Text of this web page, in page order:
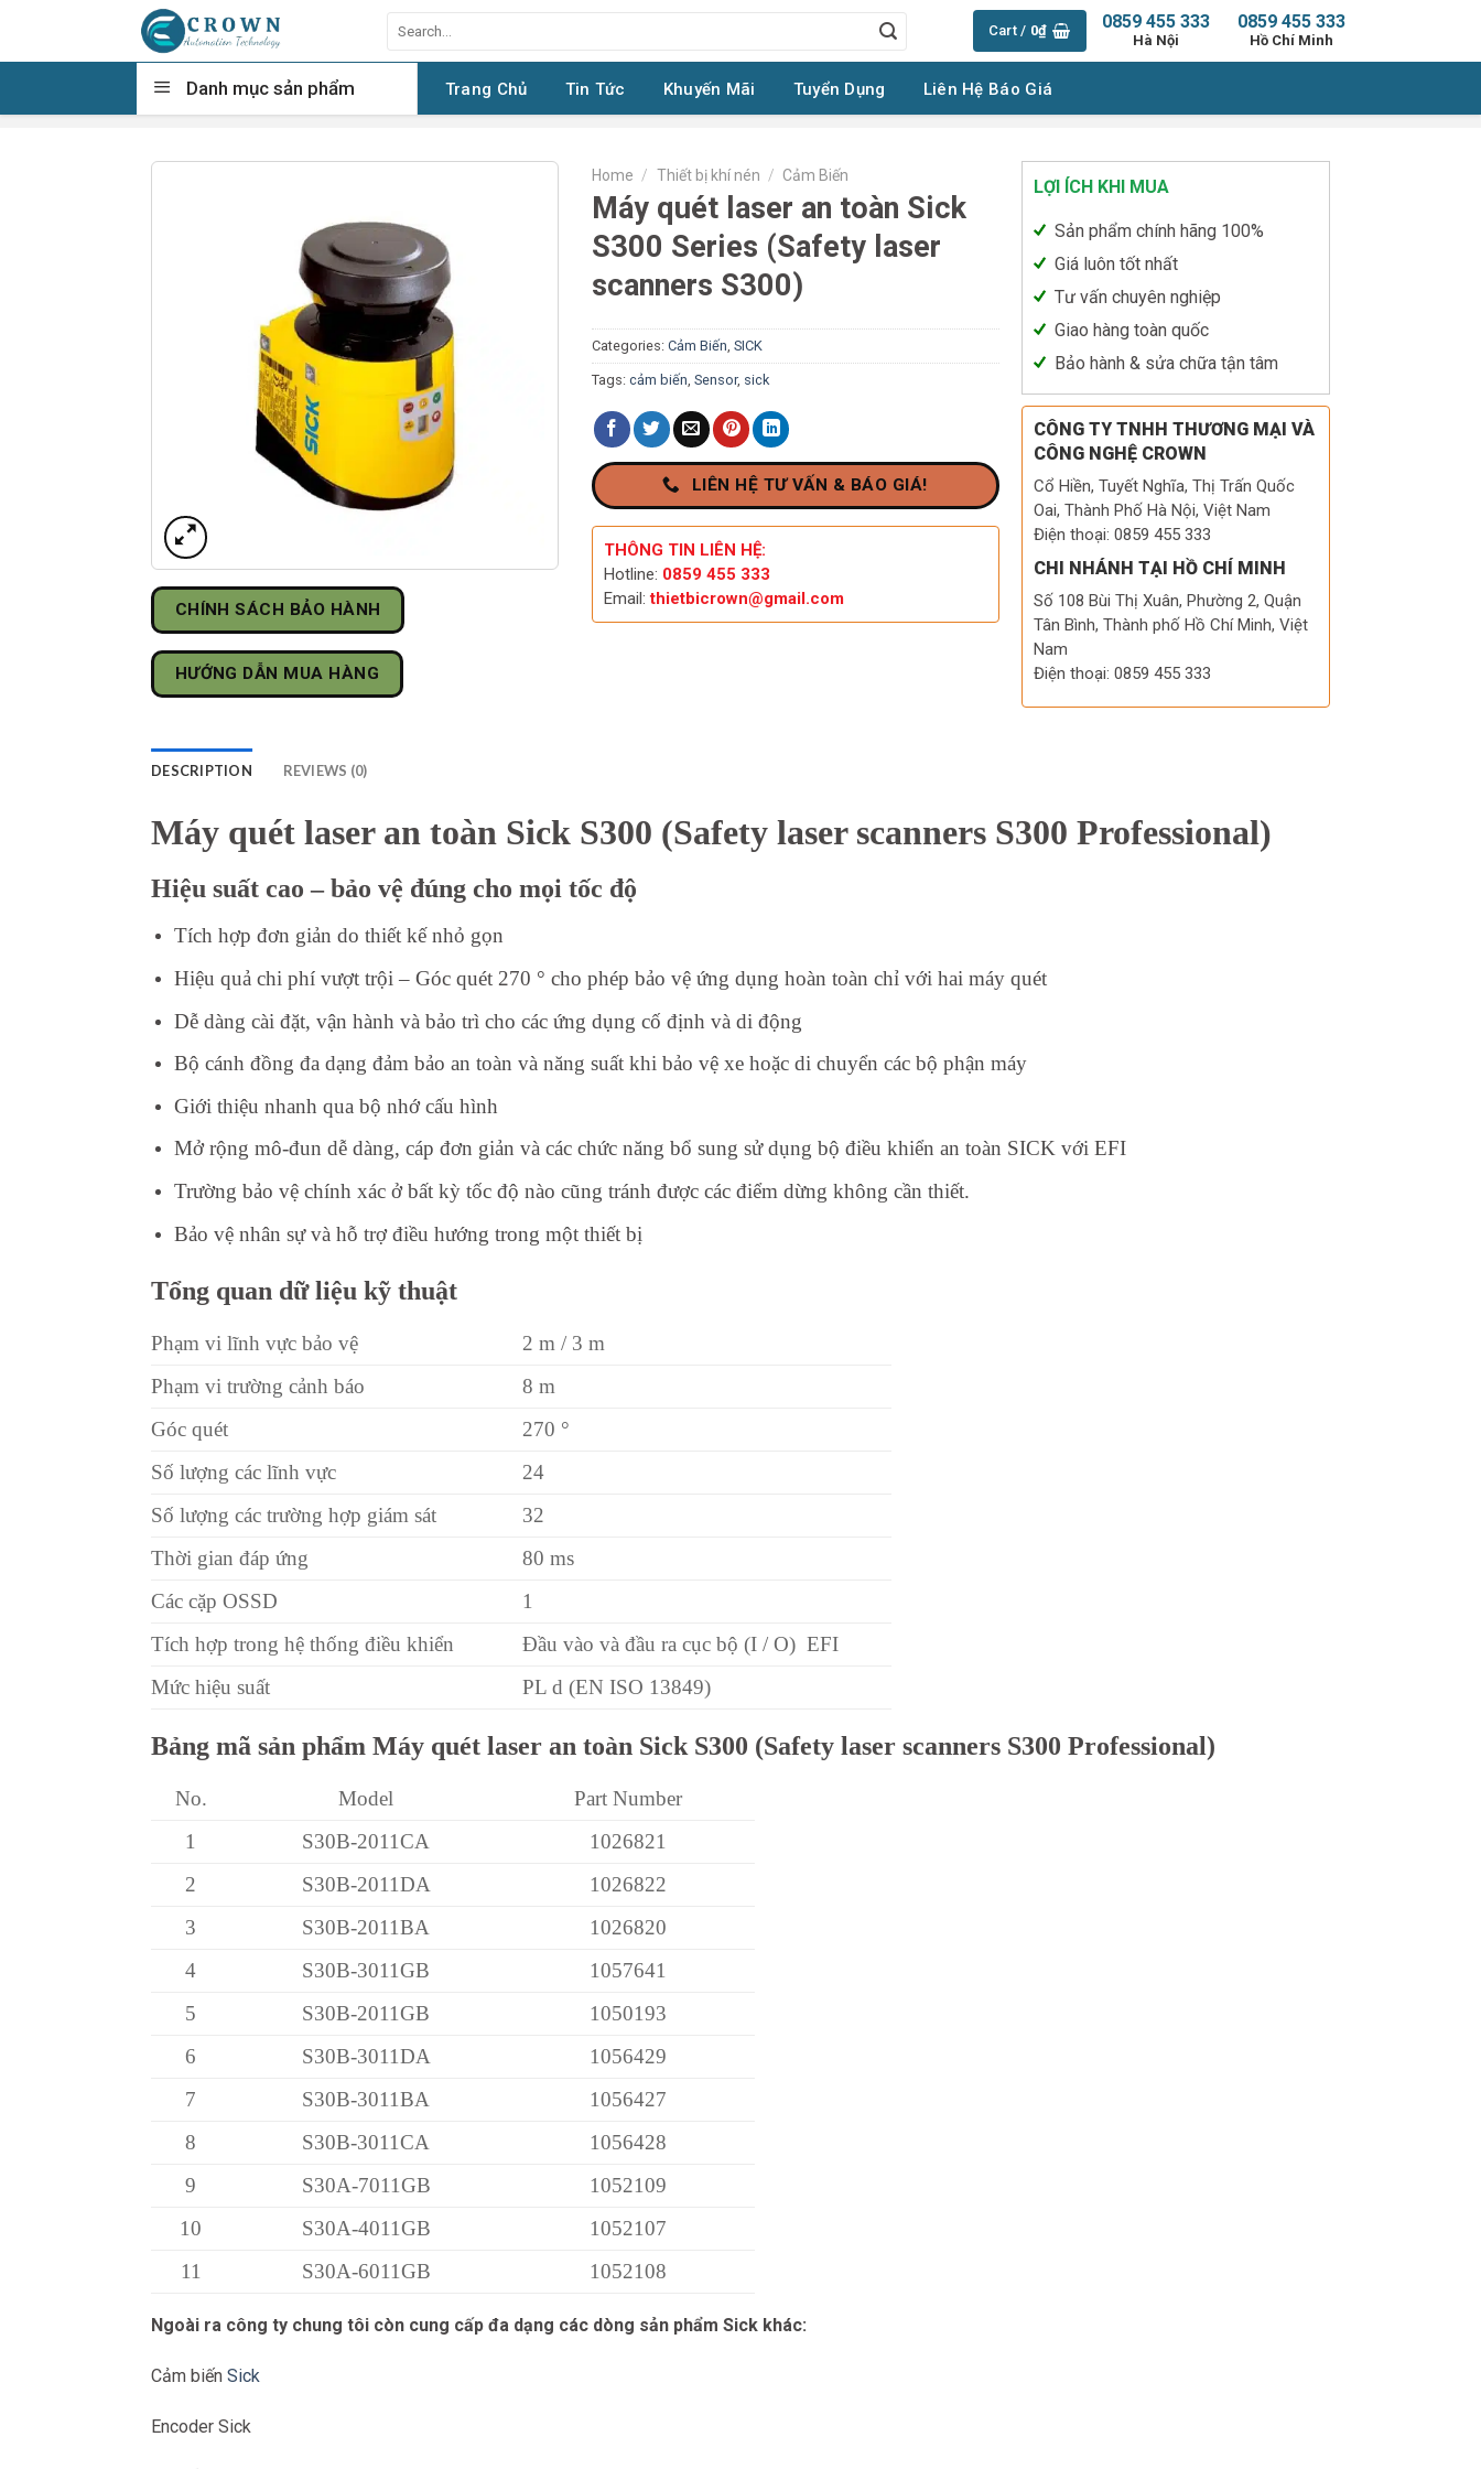
content
for:
Cart / 0₫ 0859 455 333
Hồ Chí Minh
0859 455 333
Hà Nội
Danh mục sản phẩm Trang Chủ Tin Tức Khuyến Mãi Tuyển Dụng Liên Hệ Báo Giá
CHÍNH SÁCH BẢO HÀNH
HƯỚNG DẪN MUA HÀNG
Home / Thiết bị khí nén / Cảm Biến
Máy quét laser an toàn Sick
S300 Series (Safety laser
scanners S300)
Categories:Cảm Biến ,SICK
Tags:cảm biến ,Sensor, sick
LIÊN HỆ TƯ VẤN & BÁO GIÁ!
THÔNG TIN LIÊN HỆ:
Hotline: 0859 455 333
Email:thietbicrown@gmail.com
LỢI ÍCH KHI MUA
Sản phẩm chính hãng 100%
Giá luôn tốt nhất
Tư vấn chuyên nghiệp
Giao hàng toàn quốc
Bảo hành & sửa chữa tận tâm
CÔNG TY TNHH THƯƠNG MẠI VÀ
CÔNG NGHỆ CROWN
Cổ Hiền, Tuyết Nghĩa, Thị Trấn Quốc
Oai, Thành Phố Hà Nội, Việt Nam
Điện thoại: 0859 455 333
CHI NHÁNH TẠI HỒ CHÍ MINH
Số 108 Bùi Thị Xuân, Phường 2, Quận
Tân Bình, Thành phố Hồ Chí Minh, Việt
Nam
Điện thoại: 0859 455 333
DESCRIPTION REVIEWS (0)
Máy quét laser an toàn Sick S300 (Safety laser scanners S300 Professional)
Hiệu suất cao – bảo vệ đúng cho mọi tốc độ
Tích hợp đơn giản do thiết kế nhỏ gọn
Hiệu quả chi phí vượt trội – Góc quét 270 ° cho phép bảo vệ ứng dụng hoàn toàn chỉ với hai máy quét
Dễ dàng cài đặt, vận hành và bảo trì cho các ứng dụng cố định và di động
Bộ cánh đồng đa dạng đảm bảo an toàn và năng suất khi bảo vệ xe hoặc di chuyển các bộ phận máy
Giới thiệu nhanh qua bộ nhớ cấu hình
Mở rộng mô-đun dễ dàng, cáp đơn giản và các chức năng bổ sung sử dụng bộ điều khiển an toàn SICK với EFI
Trường bảo vệ chính xác ở bất kỳ tốc độ nào cũng tránh được các điểm dừng không cần thiết.
Bảo vệ nhân sự và hỗ trợ điều hướng trong một thiết bị
Tổng quan dữ liệu kỹ thuật
Phạm vi lĩnh vực bảo vệ
2 m / 3 m
Phạm vi trường cảnh báo
8 m
Góc quét
270 °
Số lượng các lĩnh vực
24
Số lượng các trường hợp giám sát
32
Thời gian đáp ứng
80 ms
Các cặp OSSD
1
Tích hợp trong hệ thống điều khiển
Đầu vào và đầu ra cục bộ (I / O)EFI
Mức hiệu suất
PL d (EN ISO 13849)
Bảng mã sản phẩm Máy quét laser an toàn Sick S300 (Safety laser scanners S300 Professional)
No. Model
Part Number
1
S30B-2011CA
1026821
2
S30B-2011DA
1026822
3
S30B-2011BA
1026820
4
S30B-3011GB
1057641
5
S30B-2011GB
1050193
6
S30B-3011DA
1056429
7
S30B-3011BA
1056427
8
S30B-3011CA
1056428
9
S30A-7011GB
1052109
10
S30A-4011GB
1052107
11
S30A-6011GB 1052108
Ngoài ra công ty chung tôi còn cung cấp đa dạng các dòng sản phẩm Sick khác:
Cảm biến Sick
Encoder Sick